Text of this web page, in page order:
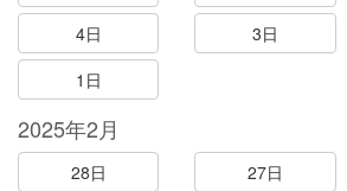
4日
3日
1日
2025年2月
28日 27日